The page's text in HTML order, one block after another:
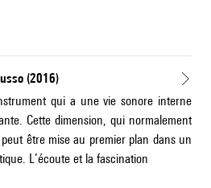
(2016)
qui a une vie sonore interne
Cette dimension, qui normalement
être mise au premier plan dans un
L’écoute et la fascination